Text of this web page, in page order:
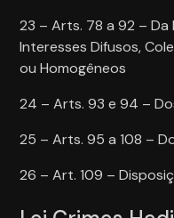
23 – Arts. 78 a 92 –
Interesses Difusos,
ou Homogêneos
24 – Arts. 93 e 94 –
25 – Arts. 95 a 108 –
26 – Art. 109 –